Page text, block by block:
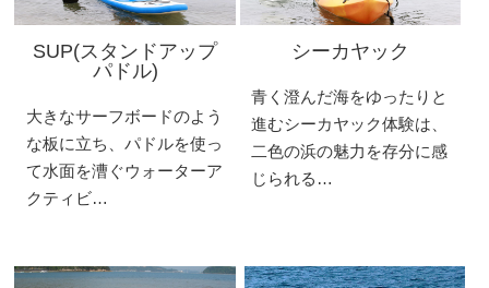
SUP(スタンドアップ
パドル)
大きなサーフボードのよう
な板に立ち、パドルを使っ
て水面を漕ぐウォーターア
クティビ…
シーカヤック
青く澄んだ海をゆったりと
進むシーカヤック体験は、
二色の浜の魅力を存分に感
じられる…